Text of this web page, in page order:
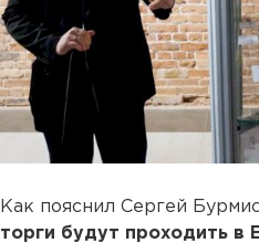
Как пояснил Сергей
торги будут проходить в